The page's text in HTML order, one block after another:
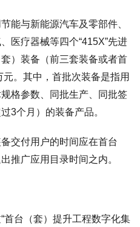
能与新能源汽车及零部件、
医疗器械等四个“415X”先进
）装备（前三套装备或者首
。其中，首批次装备是指用
格参数、同批生产、同批签
3个月）的装备产品。
交付用户的时间应在首台
推广应用目录时间之内。
首台（套）提升工程数字化集